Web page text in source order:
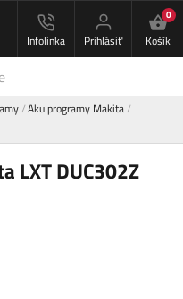
Infolinka Prihlásiť
0
Košík
Aku programy Makita
LXT DUC302Z